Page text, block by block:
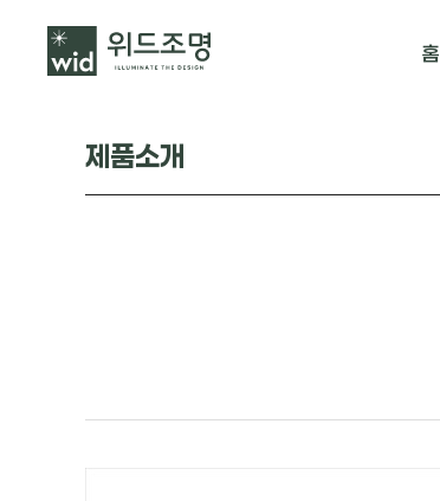
홈
제품소개